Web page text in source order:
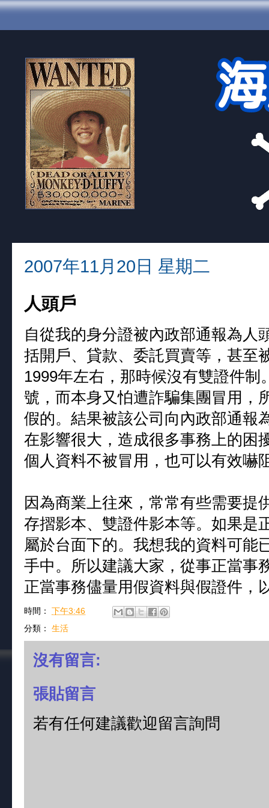
2007年11月20日 星期二
人頭戶
自從我的身分證被內政部通報為人
括開戶、貸款、委託買賣等，甚至
1999年左右，那時候沒有雙證件
號，而本身又怕遭詐騙集團冒用，
假的。結果被該公司向內政部通報
在影響很大，造成很多事務上的困
個人資料不被冒用，也可以有效嚇
因為商業上往來，常常有些需要提
存摺影本、雙證件影本等。如果是
屬於台面下的。我想我的資料可能
手中。所以建議大家，從事正當事
正當事務儘量用假資料與假證件，
時間： 下午3:46
分類： 生活
沒有留言:
張貼留言
若有任何建議歡迎留言詢問